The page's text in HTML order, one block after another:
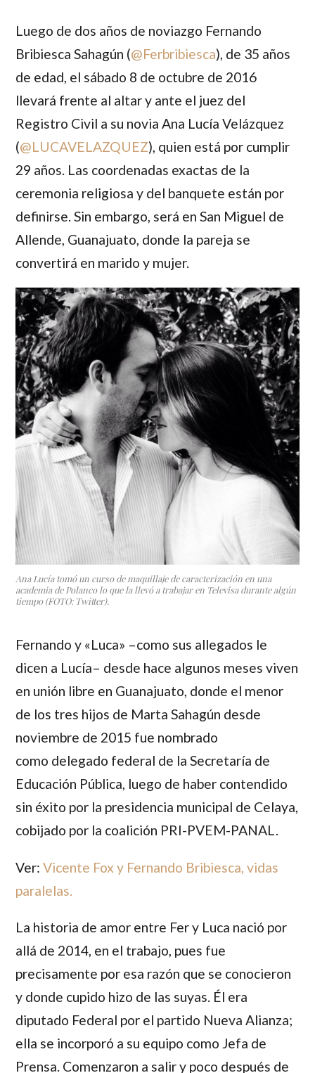
Luego de dos años de noviazgo Fernando
Bribiesca Sahagún (@Ferbribiesca), de 35 años
de edad, el sábado 8 de octubre de 2016
llevará frente al altar y ante el juez del
Registro Civil a su novia Ana Lucía Velázquez
(@LUCAVELAZQUEZ), quien está por cumplir
29 años. Las coordenadas exactas de la
ceremonia religiosa y del banquete están por
definirse. Sin embargo, será en San Miguel de
Allende, Guanajuato, donde la pareja se
convertirá en marido y mujer.
Ana Lucía tomó un curso de maquillaje de caracterización en una
academia de Polanco lo que la llevó a trabajar en Televisa durante algún
tiempo (FOTO: Twitter).
Fernando y «Luca» –como sus allegados le
dicen a Lucía– desde hace algunos meses viven
en unión libre en Guanajuato, donde el menor
de los tres hijos de Marta Sahagún desde
noviembre de 2015 fue nombrado
como delegado federal de la Secretaría de
Educación Pública, luego de haber contendido
sin éxito por la presidencia municipal de Celaya,
cobijado por la coalición PRI-PVEM-PANAL.
Ver:Vicente Fox y Fernando Bribiesca, vidas
paralelas.
La historia de amor entre Fery Luca nació por
allá de 2014, en el trabajo, pues fue
precisamente por esa razón que se conocieron
y donde cupido hizo de las suyas. Él era
diputado Federal por el partido Nueva Alianza;
ella se incorporó a su equipo como Jefa de
Prensa. Comenzaron a salir y poco después de